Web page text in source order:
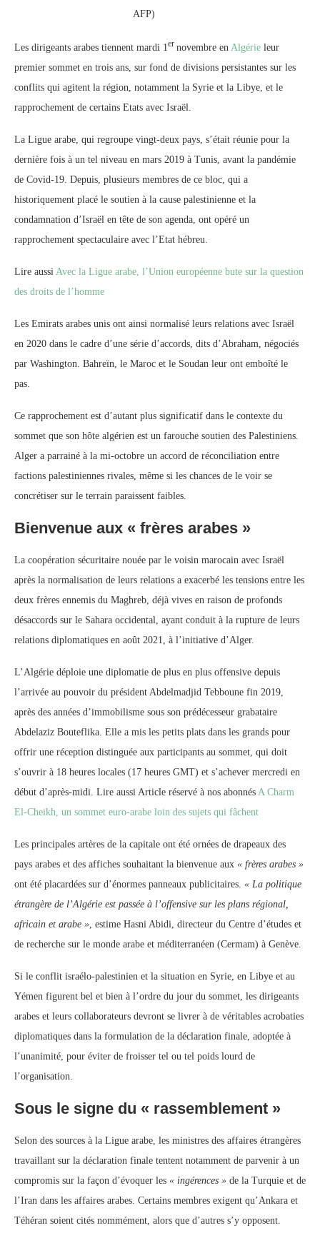
AFP)
Les dirigeants arabes tiennent mardi 1er novembre en Algérie leur
premier sommet en trois ans, sur fond de divisions persistantes sur les
conflits qui agitent la région, notamment la Syrie et la Libye, et le
rapprochement de certains Etats avec Israël.
La Ligue arabe, qui regroupe vingt-deux pays, s’était réunie pour la
dernière fois à un tel niveau en mars 2019 à Tunis, avant la pandémie
de Covid-19. Depuis, plusieurs membres de ce bloc, qui a
historiquement placé le soutien à la cause palestinienne et la
condamnation d’Israël en tête de son agenda, ont opéré un
rapprochement spectaculaire avec l’Etat hébreu.
Lire aussi Avec la Ligue arabe, l’Union européenne bute sur la question
des droits de l’homme
Les Emirats arabes unis ont ainsi normalisé leurs relations avec Israël
en 2020 dans le cadre d’une série d’accords, dits d’Abraham, négociés
par Washington. Bahreïn, le Maroc et le Soudan leur ont emboîté le
pas.
Ce rapprochement est d’autant plus significatif dans le contexte du
sommet que son hôte algérien est un farouche soutien des Palestiniens.
Alger a parrainé à la mi-octobre un accord de réconciliation entre
factions palestiniennes rivales, même si les chances de le voir se
concrétiser sur le terrain paraissent faibles.
Bienvenue aux « frères arabes »
La coopération sécuritaire nouée par le voisin marocain avec Israël
après la normalisation de leurs relations a exacerbé les tensions entre les
deux frères ennemis du Maghreb, déjà vives en raison de profonds
désaccords sur le Sahara occidental, ayant conduit à la rupture de leurs
relations diplomatiques en août 2021, à l’initiative d’Alger.
L’Algérie déploie une diplomatie de plus en plus offensive depuis
l’arrivée au pouvoir du président Abdelmadjid Tebboune fin 2019,
après des années d’immobilisme sous son prédécesseur grabataire
Abdelaziz Bouteflika. Elle a mis les petits plats dans les grands pour
offrir une réception distinguée aux participants au sommet, qui doit
s’ouvrir à 18 heures locales (17 heures GMT) et s’achever mercredi en
début d’après-midi. Lire aussi Article réservé à nos abonnés A Charm
El-Cheikh, un sommet euro-arabe loin des sujets qui fâchent
Les principales artères de la capitale ont été ornées de drapeaux des
pays arabes et des affiches souhaitant la bienvenue aux « frères arabes »
ont été placardées sur d’énormes panneaux publicitaires. « La politique
étrangère de l’Algérie est passée à l’offensive sur les plans régional,
africain et arabe » , estime Hasni Abidi, directeur du Centre d’études et
de recherche sur le monde arabe et méditerranéen (Cermam) à Genève.
Si le conflit israélo-palestinien et la situation en Syrie, en Libye et au
Yémen figurent bel et bien à l’ordre du jour du sommet, les dirigeants
arabes et leurs collaborateurs devront se livrer à de véritables acrobaties
diplomatiques dans la formulation de la déclaration finale, adoptée à
l’unanimité, pour éviter de froisser tel ou tel poids lourd de
l’organisation.
Sous le signe du « rassemblement »
Selon des sources à la Ligue arabe, les ministres des affaires étrangères
travaillant sur la déclaration finale tentent notamment de parvenir à un
compromis sur la façon d’évoquer les « ingérences » de la Turquie et de
l’Iran dans les affaires arabes. Certains membres exigent qu’Ankara et
Téhéran soient cités nommément, alors que d’autres s’y opposent.